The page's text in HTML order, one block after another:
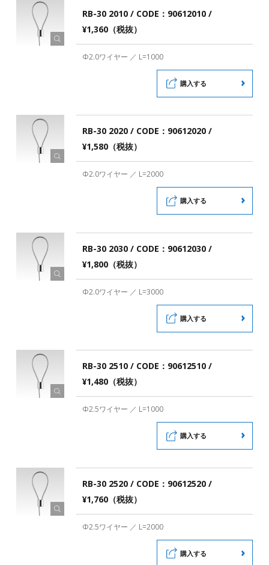
RB-30 2010 / CODE：90612010 /
¥1,360（税抜）
Φ2.0ワイヤー ／ L=1000
購入する
RB-30 2020 / CODE：90612020 /
¥1,580（税抜）
Φ2.0ワイヤー ／ L=2000
購入する
RB-30 2030 / CODE：90612030 /
¥1,800（税抜）
Φ2.0ワイヤー ／ L=3000
購入する
RB-30 2510 / CODE：90612510 /
¥1,480（税抜）
Φ2.5ワイヤー ／ L=1000
購入する
RB-30 2520 / CODE：90612520 /
¥1,760（税抜）
Φ2.5ワイヤー ／ L=2000
購入する